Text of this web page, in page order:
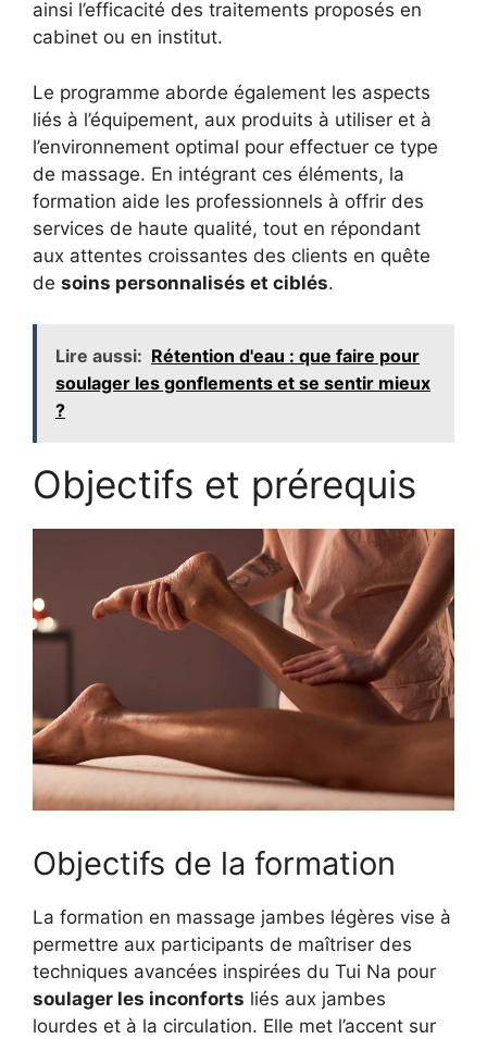
ainsi l’efficacité des traitements proposés en
cabinet ou en institut.
Le programme aborde également les aspects
liés à l’équipement, aux produits à utiliser et à
l’environnement optimal pour effectuer ce type
de massage. En intégrant ces éléments, la
formation aide les professionnels à offrir des
services de haute qualité, tout en répondant
aux attentes croissantes des clients en quête
de soins personnalisés et ciblés.
Lire aussi: Rétention d'eau : que faire pour
soulager les gonflements et se sentir mieux
?
Objectifs et prérequis
Objectifs de la formation
La formation en massage jambes légères vise à
permettre aux participants de maîtriser des
techniques avancées inspirées du Tui Na pour
soulager les inconforts liés aux jambes
lourdes et à la circulation. Elle met l’accent sur